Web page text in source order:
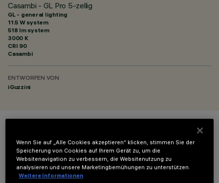
Casambi - GL Pro 5-zellig
GL - general lighting
11.5 W system
518 lm system
3000 K
CRI 90
Casambi
ENTWORFEN VON
iGuzzini
FARBE
Wenn Sie auf „Alle Cookies akzeptieren“ klicken, stimmen Sie der
Speicherung von Cookies auf Ihrem Gerät zu, um die
Websitenavigation zu verbessern, die Websitenutzung zu
analysieren und unsere Marketingbemühungen zu unterstützen.
Weitere Informationen